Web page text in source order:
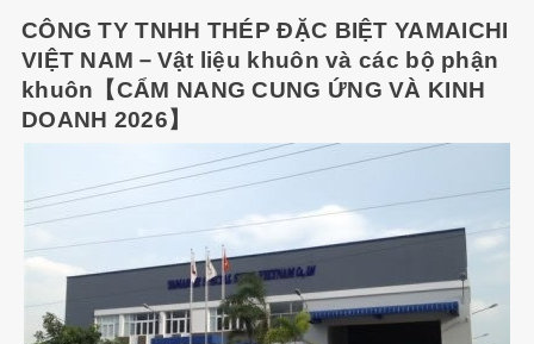
CÔNG TY TNHH THÉP ĐẶC BIỆT YAMAICHI
VIỆT NAM－Vật liệu khuôn và các bộ phận
khuôn【CẨM NANG CUNG ỨNG VÀ KINH
DOANH 2026】